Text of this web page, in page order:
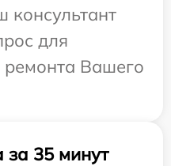
консультант
для
ремонта Вашего
за 35 минут